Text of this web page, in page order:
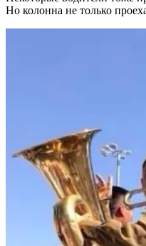
Но колонна не только